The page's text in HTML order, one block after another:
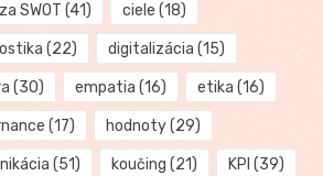
SWOT (41) ciele (18)
(22) digitalizácia (15)
(30) empatia (16) etika (16)
(17) hodnoty(29)
(51) koučing (21) KPI (39)